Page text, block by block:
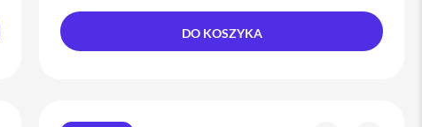
DO KOSZYKA